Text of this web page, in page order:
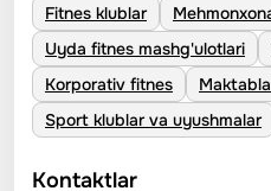
Fitnes klublar
Uyda fitnes mashg'ulotlari
Korporativ fitnes
Sport klublar va uyushmalar
Kontaktlar